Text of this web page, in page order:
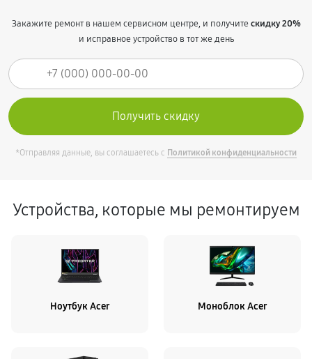
Закажите ремонт в нашем сервисном центре, и получитескидку 20%
и исправное устройство в тот же день
*Отправляя данные, вы соглашаетесь с Политикой конфиденциальности
Устройства, которые мы ремонтируем
Ноутбук Acer Моноблок Acer